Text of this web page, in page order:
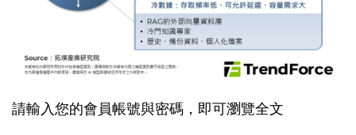
請輸入您的會員帳號與密碼，即可瀏覽全文